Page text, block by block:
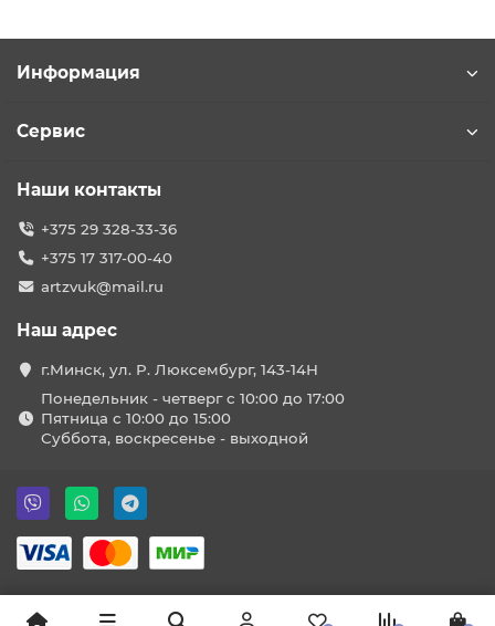
Информация
Сервис
Наши контакты
+375 29 328-33-36
+375 17 317-00-40
artzvuk@mail.ru
Наш адрес
г.Минск, ул. Р. Люксембург, 143-14Н
Понедельник - четверг с 10:00 до 17:00
Пятница с 10:00 до 15:00
Суббота, воскресенье - выходной